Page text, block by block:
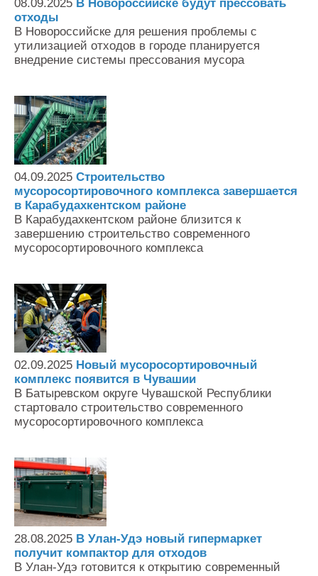
08.09.2025 В Новороссийске будут прессовать
отходы
В Новороссийске для решения проблемы с
утилизацией отходов в городе планируется
внедрение системы прессования мусора
04.09.2025 Строительство
мусоросортировочного комплекса завершается
в Карабудахкентском районе
В Карабудахкентском районе близится к
завершению строительство современного
мусоросортировочного комплекса
02.09.2025 Новый мусоросортировочный
комплекс появится в Чувашии
В Батыревском округе Чувашской Республики
стартовало строительство современного
мусоросортировочного комплекса
28.08.2025 В Улан-Удэ новый гипермаркет
получит компактор для отходов
В Улан-Удэ готовится к открытию современный